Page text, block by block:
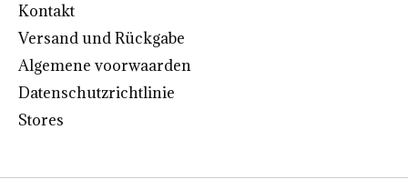
Kontakt
Versand und Rückgabe
Algemene voorwaarden
Datenschutzrichtlinie
Stores